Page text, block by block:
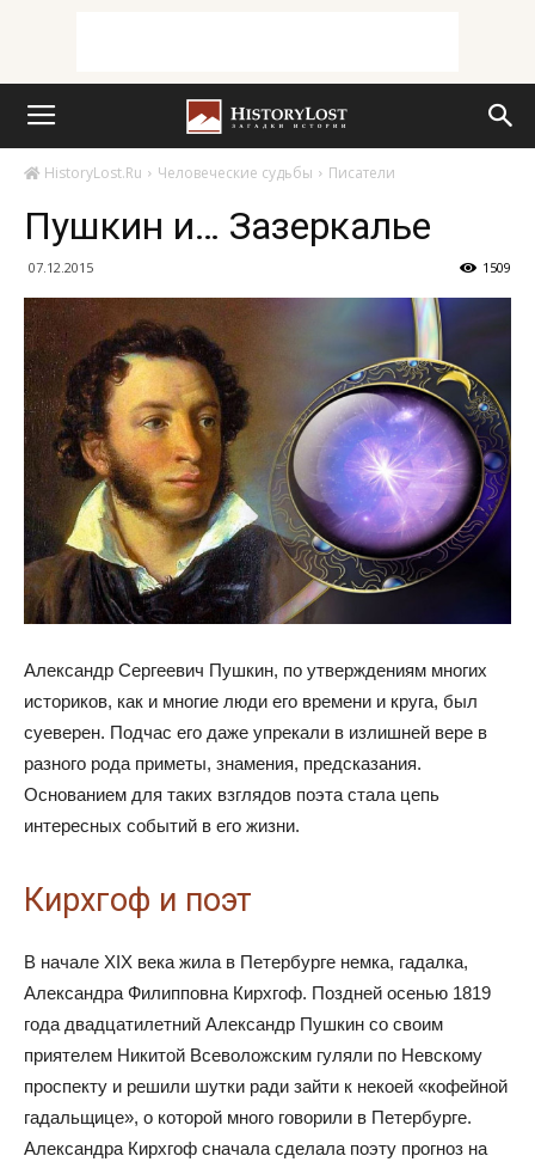
HistoryLost.Ru Человеческие судьбы Писатели
Пушкин и… Зазеркалье
07.12.2015 1509
Александр Сергеевич Пушкин, по утверждениям многих
историков, как и многие люди его времени и круга, был
суеверен. Подчас его даже упрекали в излишней вере в
разного рода приметы, знамения, предсказания.
Основанием для таких взглядов поэта стала цепь
интересных событий в его жизни.
Кирхгоф и поэт
В начале XIX века жила в Петербурге немка, гадалка,
Александра Филипповна Кирхгоф. Поздней осенью 1819
года двадцатилетний Александр Пушкин со своим
приятелем Никитой Всеволожским гуляли по Невскому
проспекту и решили шутки ради зайти к некоей «кофейной
гадальщице», о которой много говорили в Петербурге.
Александра Кирхгоф сначала сделала поэту прогноз на